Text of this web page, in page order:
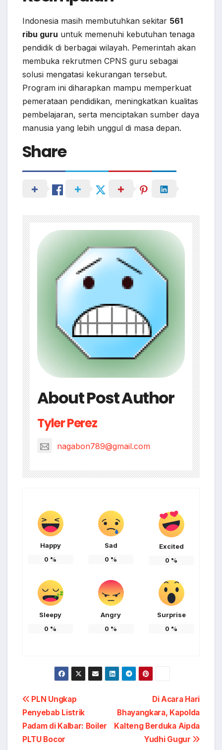
Indonesia masih membutuhkan sekitar 561
ribu guru untuk memenuhi kebutuhan tenaga
pendidik di berbagai wilayah. Pemerintah akan
membuka rekrutmen CPNS guru sebagai
solusi mengatasi kekurangan tersebut.
Program ini diharapkan mampu memperkuat
pemerataan pendidikan, meningkatkan kualitas
pembelajaran, serta menciptakan sumber daya
manusia yang lebih unggul di masa depan.
Share
About Post Author
Tyler Perez
nagabon789@gmail.com
Happy
0 %
Sad
0 %
Excited
0 %
Sleepy
0 %
Angry
0 %
Surprise
0 %
Post
navigation
Di Acara Hari
Bhayangkara, Kapolda
Kalteng Berduka Aipda
Yudhi Gugur
PLN Ungkap
Penyebab Listrik
Padam di Kalbar: Boiler
PLTU Bocor